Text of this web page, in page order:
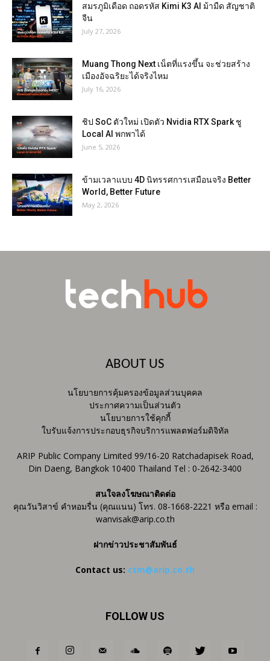
สมรภูมิเดือด ถอดรหัส Kimi K3 AI ม้ามืด สัญชาติ
จีน
July 27, 2026
Muang Thong Next เน็ตที่แรงขึ้น จะช่วยสร้าง
เมืองอัจฉริยะได้จริงไหม
July 16, 2026
ชิป SoC ตัวใหม่ เปิดตัว Nvidia RTX Spark ชู
Local AI พกพาได้
June 5, 2026
ข้ามเวลาแบบ 4D นิทรรศการเสมือนจริง Better
World, Better Future
May 2, 2026
ABOUT US
นโยบายการคุ้มครองข้อมูลส่วนบุคคล
ประกาศความเป็นส่วนตัว
นโยบายการใช้คุกกี้
ใบรับแจ้งการประกอบธุรกิจบริการแพลตฟอร์มดิจิทัล
ARIP Public Company Limited 99/16-20 Ratchadapisek Road,
Din Daeng, Bangkok 10400 Thailand Tel : 0-2642-3400
สนใจลงโฆษณาติดต่อ
คุณวันวิสาข์ คำหอมรื่น (คุณแนน) โทร. 08-1668-2221 หรือ email :
wanvisak@arip.co.th
ฝากข่าวประชาสัมพันธ์
Contact us: ctm@arip.co.th
FOLLOW US